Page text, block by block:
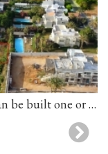
1.4 dunams second line to the sea can be built one or two villas